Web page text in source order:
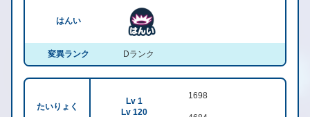
はんい
変異ランク Dランク
たいりょく
Lv 1
Lv 120
1698